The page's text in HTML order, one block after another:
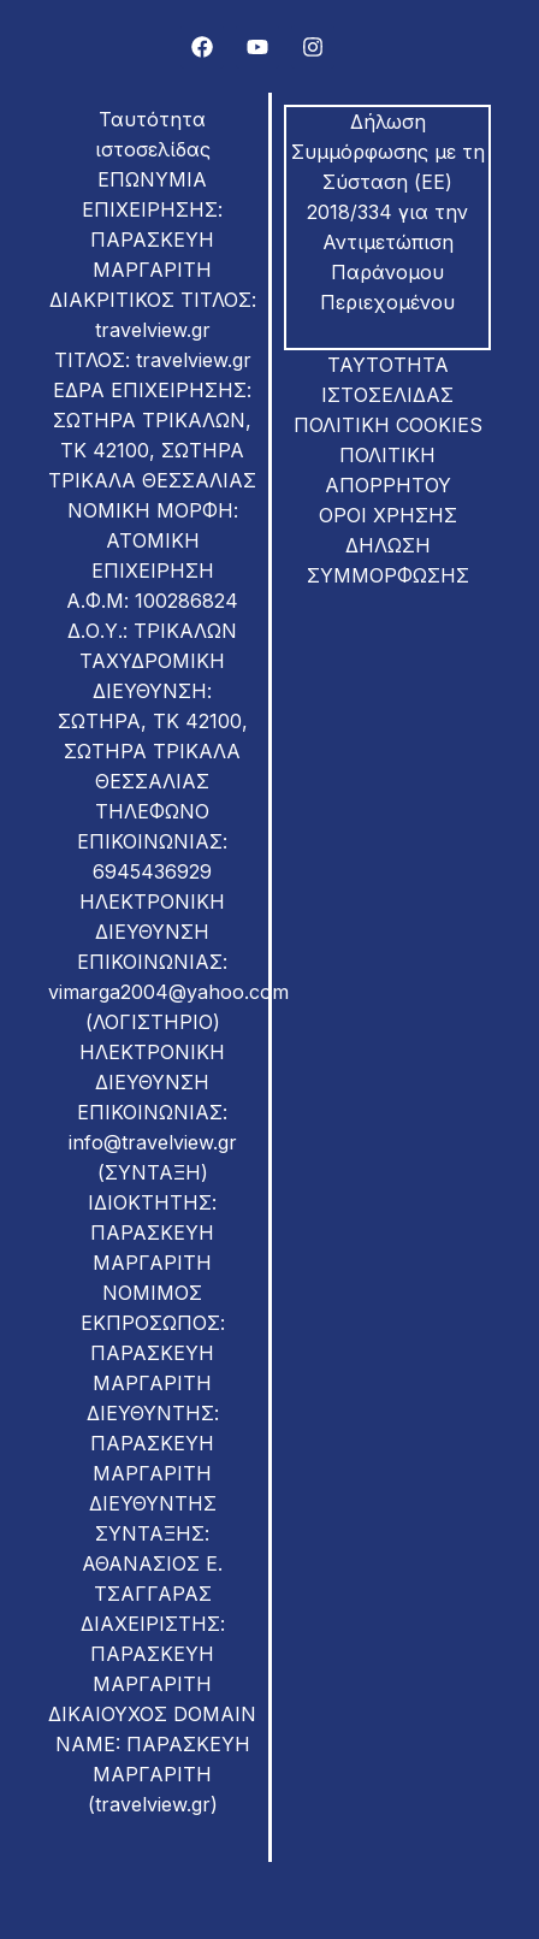
Ταυτότητα
ιστοσελίδας
ΕΠΩΝΥΜΙΑ
ΕΠΙΧΕΙΡΗΣΗΣ:
ΠΑΡΑΣΚΕΥΗ
ΜΑΡΓΑΡΙΤΗ
ΔΙΑΚΡΙΤΙΚΟΣ ΤΙΤΛΟΣ:
travelview.gr
ΤΙΤΛΟΣ: travelview.gr
ΕΔΡΑ ΕΠΙΧΕΙΡΗΣΗΣ:
ΣΩΤΗΡΑ ΤΡΙΚΑΛΩΝ,
ΤΚ 42100, ΣΩΤΗΡΑ
ΤΡΙΚΑΛΑ ΘΕΣΣΑΛΙΑΣ
ΝΟΜΙΚΗ ΜΟΡΦΗ:
ΑΤΟΜΙΚΗ
ΕΠΙΧΕΙΡΗΣΗ
Α.Φ.Μ: 100286824
Δ.Ο.Υ.: ΤΡΙΚΑΛΩΝ
ΤΑΧΥΔΡΟΜΙΚΗ
ΔΙΕΥΘΥΝΣΗ:
ΣΩΤΗΡΑ, ΤΚ 42100,
ΣΩΤΗΡΑ ΤΡΙΚΑΛΑ
ΘΕΣΣΑΛΙΑΣ
ΤΗΛΕΦΩΝΟ
ΕΠΙΚΟΙΝΩΝΙΑΣ:
6945436929
ΗΛΕΚΤΡΟΝΙΚΗ
ΔΙΕΥΘΥΝΣΗ
ΕΠΙΚΟΙΝΩΝΙΑΣ:
vimarga2004@yahoo.com
(ΛΟΓΙΣΤΗΡΙΟ)
ΗΛΕΚΤΡΟΝΙΚΗ
ΔΙΕΥΘΥΝΣΗ
ΕΠΙΚΟΙΝΩΝΙΑΣ:
info@travelview.gr
(ΣΥΝΤΑΞΗ)
ΙΔΙΟΚΤΗΤΗΣ:
ΠΑΡΑΣΚΕΥΗ
ΜΑΡΓΑΡΙΤΗ
ΝΟΜΙMOΣ
ΕΚΠΡΟΣΩΠΟΣ:
ΠΑΡΑΣΚΕΥΗ
ΜΑΡΓΑΡΙΤΗ
ΔΙΕΥΘΥΝΤΗΣ:
ΠΑΡΑΣΚΕΥΗ
ΜΑΡΓΑΡΙΤΗ
ΔΙΕΥΘΥΝΤΗΣ
ΣΥΝΤΑΞΗΣ:
ΑΘΑΝΑΣΙΟΣ Ε.
ΤΣΑΓΓΑΡΑΣ
ΔΙΑΧΕΙΡΙΣΤΗΣ:
ΠΑΡΑΣΚΕΥΗ
ΜΑΡΓΑΡΙΤΗ
ΔΙΚΑΙΟΥΧΟΣ DOMAIN
NAME: ΠΑΡΑΣΚΕΥΗ
ΜΑΡΓΑΡΙΤΗ
(travelview.gr)
Δήλωση
Συμμόρφωσης με τη
Σύσταση (ΕΕ)
2018/334 για την
Αντιμετώπιση
Παράνομου
Περιεχομένου
ΤΑΥΤΟΤΗΤΑ
ΙΣΤΟΣΕΛΙΔΑΣ
ΠΟΛΙΤΙΚΗ COOKIES
ΠΟΛΙΤΙΚΗ
ΑΠΟΡΡΗΤΟΥ
ΟΡΟΙ ΧΡΗΣΗΣ
ΔΗΛΩΣΗ
ΣΥΜΜΟΡΦΩΣΗΣ